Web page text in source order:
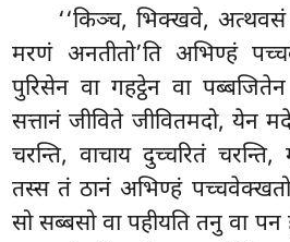
‘‘किञ्च, भिक्खवे, अत्थवसं
मरणं अनतीतो’ति अभिण्हं
पुरिसेन वा गहट्ठेन वा
सत्तानं जीविते जीवितमदो, येन
चरन्ति, वाचाय दुच्चरितं चरन्ति,
तस्स तं ठानं अभिण्हं पच्चवेक्खतो
सो सब्बसो वा पहीयति तनु वा